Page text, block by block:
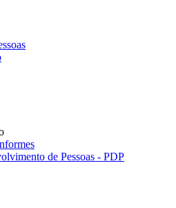
de Pessoas - PDP